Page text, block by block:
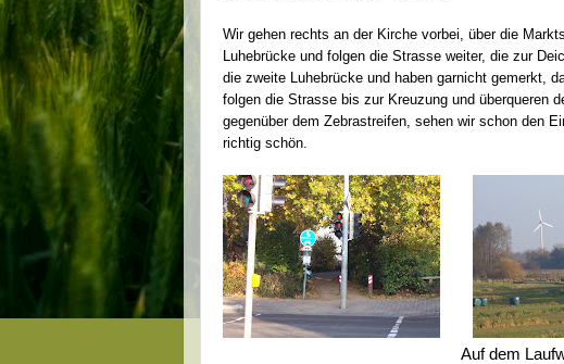
Wir gehen rechts an der Kirche vorbei, über die
Luhebrücke und folgen die Strasse weiter, die zur
die zweite Luhebrücke und haben garnicht gemerkt,
folgen die Strasse bis zur Kreuzung und überqueren
gegenüber dem Zebrastreifen, sehen wir schon den
richtig schön.
Auf dem